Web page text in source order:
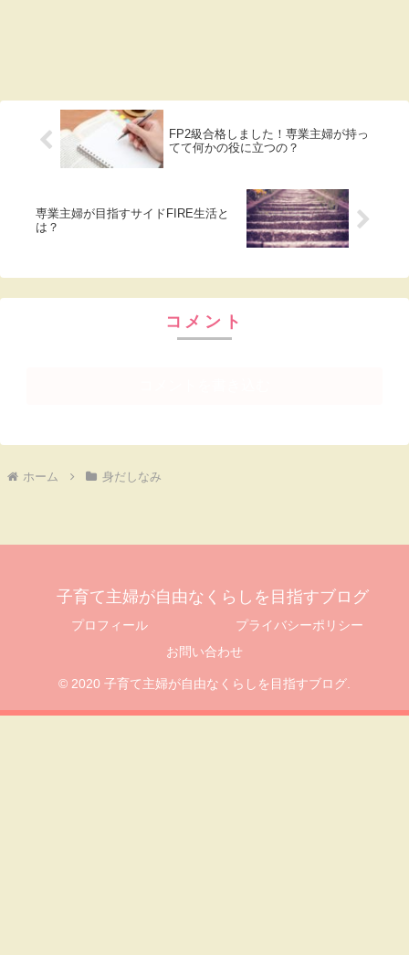
FP2級合格しました！専業主婦が持っ
てて何かの役に立つの？
専業主婦が目指すサイドFIRE生活と
は？
コメント
ホーム 身だしなみ
子育て主婦が自由なくらしを目指すブログ
プロフィール
プライバシーポリシー
お問い合わせ
© 2020 子育て主婦が自由なくらしを目指すブログ.